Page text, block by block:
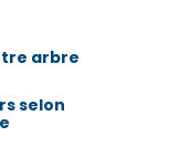
arbre
selon